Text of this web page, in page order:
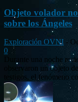
Objeto volador
sobre los Ángeles
Exploración OVNI -
0
Durante una noche
observaron un objeto
testigos, el fenómeno